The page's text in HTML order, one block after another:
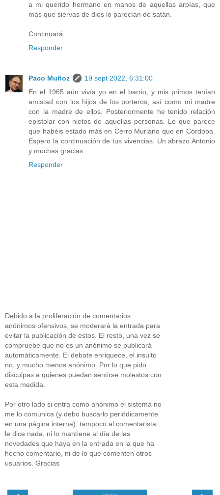
a mi querido hermano en manos de aquellas arpías, que
más que siervas de dios lo parecían de satán.
Continuará.
Responder
Paco Muñoz
19 sept 2022, 6:31:00
En el 1965 aún vivía yo en el barrio, y mis primos tenían
amistad con los hijos de los porteros, así como mi madre
con la madre de ellos. Posteriormente he tenido relación
epistolar con nietos de aquellas personas. Lo que parece
que habéis estado más en Cerro Muriano que en Córdoba.
Espero la continuación de tus vivencias. Un abrazo Antonio
y muchas gracias.
Responder
Debido a la proliferación de comentarios
anónimos ofensivos, se moderará la entrada para
evitar la publicación de estos. El resto, una vez se
compruebe que no es un anónimo se publicará
automáticamente. El debate enriquece, el insulto
no, y mucho menos anónimo. Por lo que pido
disculpas a quienes puedan sentirse molestos con
esta medida.
Por otro lado si entra como anónimo el sistema no
me lo comunica (y debo buscarlo periódicamente
en una página interna), tampoco al comentarista
le dice nada, ni lo mantiene al día de las
novedades que haya en la entrada en la que ha
hecho comentario, ni de lo que comenten otros
usuarios. Gracias